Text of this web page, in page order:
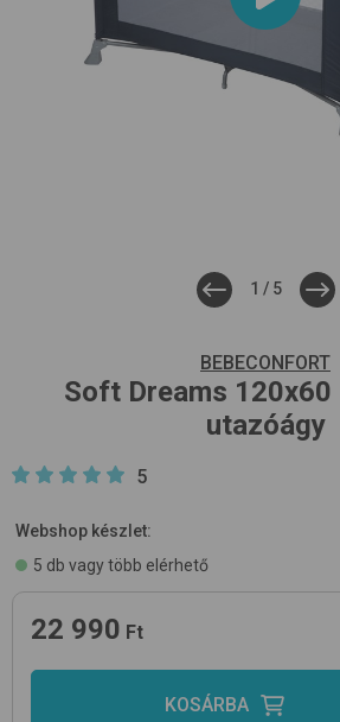
1 / 5
BEBECONFORT
Soft Dreams 120x60
utazóágy
5
Webshop készlet:
5 db vagy több elérhető
22 990 Ft
KOSÁRBA